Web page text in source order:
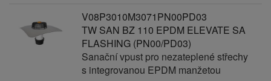
V08P3010M3071PN00PD03
TW SAN BZ 110 EPDM ELEVATE SA
FLASHING (PN00/PD03)
Sanační vpust pro nezateplené střechy
s integrovanou EPDM manžetou